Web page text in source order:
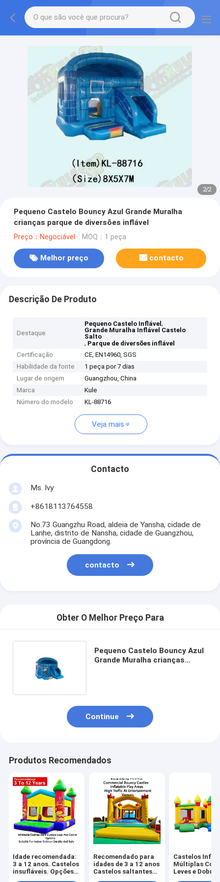
2/2
Pequeno Castelo Bouncy Azul Grande Muralha
crianças parque de diversões inflável
Preço：Negociável MOQ：1 peça
Melhor preço contacto
Descrição De Produto
Destaque
Pequeno Castelo Inflável,
Grande Muralha Inflável Castelo
Salto
, Parque de diversões inflável
Certificação
CE, EN14960, SGS
Habilidade da fonte
1 peça por 7 dias
Lugar de origem
Guangzhou, China
Marca
Kule
Número do modelo
KL-88716
Veja mais
Contacto
Ms. Ivy
+8618113764558
No.73 Guangzhu Road, aldeia de Yansha, cidade de
Lanhe, distrito de Nansha, cidade de Guangzhou,
província de Guangdong.
contacto
Obter O Melhor Preço Para
Pequeno Castelo Bouncy Azul
Grande Muralha crianças
Continue
Produtos Recomendados
Idade recomendada:
3 a 12 anos. Castelos
insufláveis. Opções
Recomendado para
idades de 3 a 12 anos
Castelos saltantes
Castelos
Múltiplas
Leves e